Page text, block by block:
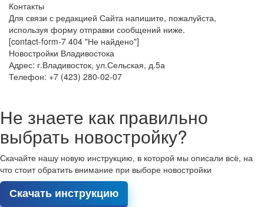
Контакты
Для связи с редакцией Сайта напишите, пожалуйста,
используя форму отправки сообщений ниже.
[contact-form-7 404 "Не найдено"]
Новостройки Владивостока
Адрес: г.Владивосток, ул.Сельская, д.5а
Телефон: +7 (423) 280-02-07
Не знаете как правильно
выбрать новостройку?
Скачайте нашу новую инструкцию, в которой мы описали всё, на
что стоит обратить внимание при выборе новостройки
Скачать инструкцию